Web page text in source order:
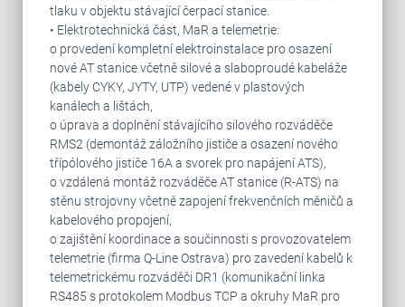
tlaku v objektu stávající čerpací stanice.
• Elektrotechnická část, MaR a telemetrie:
o provedení kompletní elektroinstalace pro osazení
nové AT stanice včetně silové a slaboproudé kabeláže
(kabely CYKY, JYTY, UTP) vedené v plastových
kanálech a lištách,
o úprava a doplnění stávajícího silového rozváděče
RMS2 (demontáž záložního jističe a osazení nového
třípólového jističe 16A a svorek pro napájení ATS),
o vzdálená montáž rozváděče AT stanice (R-ATS) na
stěnu strojovny včetně zapojení frekvenčních měničů a
kabelového propojení,
o zajištění koordinace a součinnosti s provozovatelem
telemetrie (firma Q-Line Ostrava) pro zavedení kabelů k
telemetrickému rozváděči DR1 (komunikační linka
RS485 s protokolem Modbus TCP a okruhy MaR pro